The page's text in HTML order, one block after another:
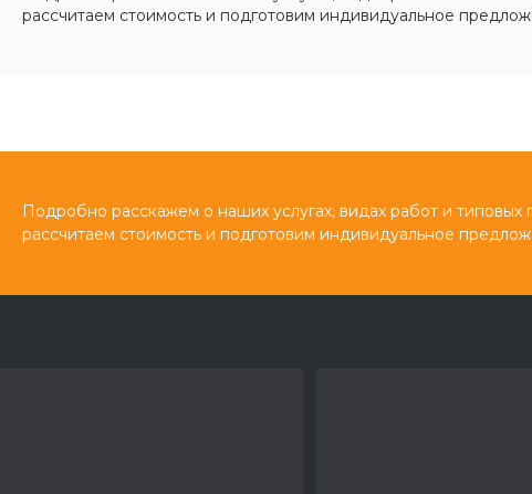
рассчитаем стоимость и подготовим индивидуальное
Подробно расскажем о наших услугах, видах работ и типовых
рассчитаем стоимость и подготовим индивидуальное